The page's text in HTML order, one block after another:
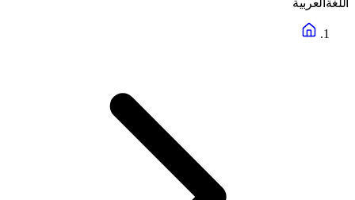
اللغة العربية